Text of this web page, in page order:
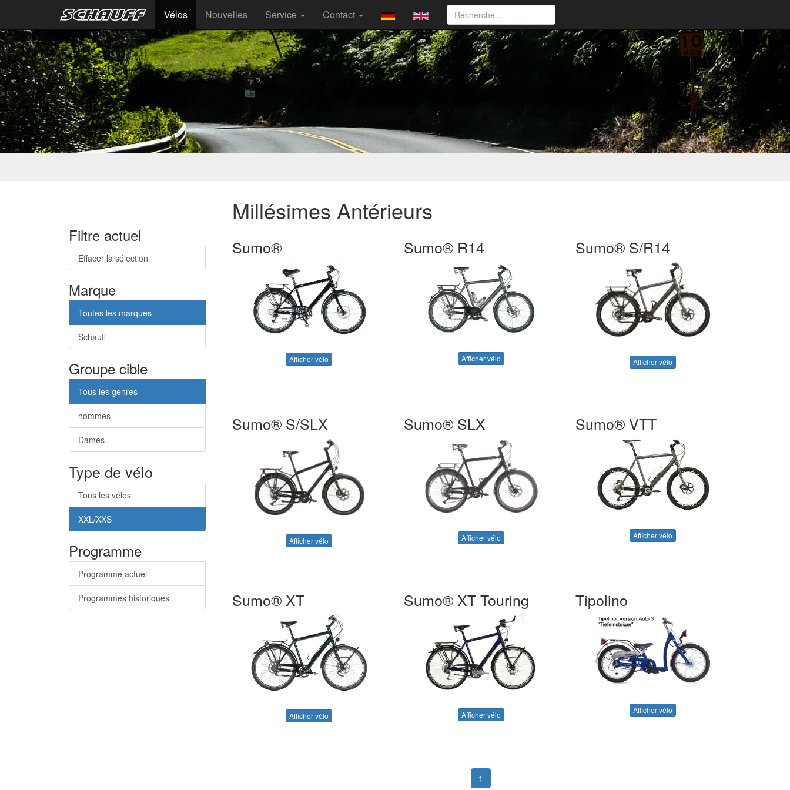
Vélos Nouvelles Service Contact
Millésimes Antérieurs
Filtre actuel
Effacer la sélection
Marque
Toutes les marques
Schauff
Groupe cible
Tous les genres
hommes
Dames
Type de vélo
Tous les vélos
XXL/XXS
Programme
Programme actuel
Programmes historiques
Sumo®
Afficher vélo
Sumo® R14
Afficher vélo
Sumo® S/R14
Afficher vélo
Sumo® S/SLX
Afficher vélo
Sumo® SLX
Afficher vélo
Sumo® VTT
Afficher vélo
Sumo® XT
Afficher vélo
Sumo® XT Touring
Afficher vélo
Tipolino
Afficher vélo
1